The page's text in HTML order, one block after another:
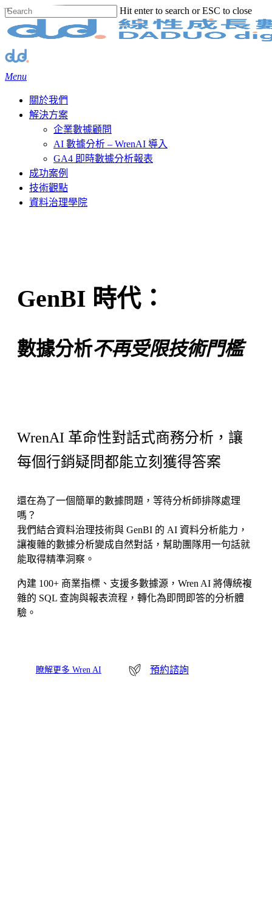
Skip
to
main
Hit enter to search or ESC to close
Close
Search
Menu
關於我們
解決方案
企業數據顧問
AI 數據分析 – WrenAI 導入
GA4 即時數據分析報表
成功案例
技術觀點
資料治理學院
GenBI 時代：
數據分析不再受限技術門檻
WrenAI 革命性對話式商務分析，讓
每個行銷疑問都能立刻獲得答案
還在為了一個簡單的數據問題，等待分析師排隊處理
嗎？
我們結合資料治理技術與 GenBI 的 AI 資料分析能力，
讓複雜的數據分析變成自然對話，幫助團隊用一句話就
能取得精準洞察。
內建 100+ 商業指標、支援多數據源，Wren AI 將傳統複
雜的 SQL 查詢與報表流程，轉化為即問即答的分析體
驗。
瞭解更多 Wren AI 預約諮詢